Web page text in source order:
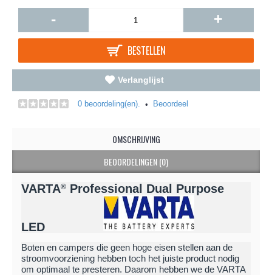
- +
BESTELLEN
Verlanglijst
0 beoordeling(en). • Beoordeel
OMSCHRIJVING
BEOORDELINGEN (0)
VARTA® Professional Dual Purpose
LED
Boten en campers die geen hoge eisen stellen aan de
stroomvoorziening hebben toch het juiste product nodig
om optimaal te presteren. Daarom hebben we de VARTA